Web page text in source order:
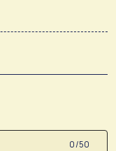
0 /50